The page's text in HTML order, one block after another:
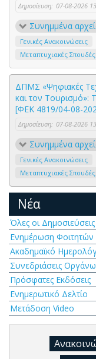
Δημοσίευση: 07-08-2026
Συνημμένα
Γενικές Ανακοινώσεις
Μεταπτυχιακές Σπουδές
ΔΠΜΣ «Ψηφιακές
και τον Τουρισμό»:
[ΦΕΚ 4819/04-08-
Δημοσίευση: 07-08-2026
Συνημμένα
Γενικές Ανακοινώσεις
Μεταπτυχιακές Σπουδές
Νέα
Όλες οι Δημοσιεύσεις
Ενημέρωση Φοιτητών
Ακαδημαϊκό
Συνεδριάσεις
Πρόσφατες Εκδόσεις
Ενημερωτικό Δελτίο
Μετάδοση Video